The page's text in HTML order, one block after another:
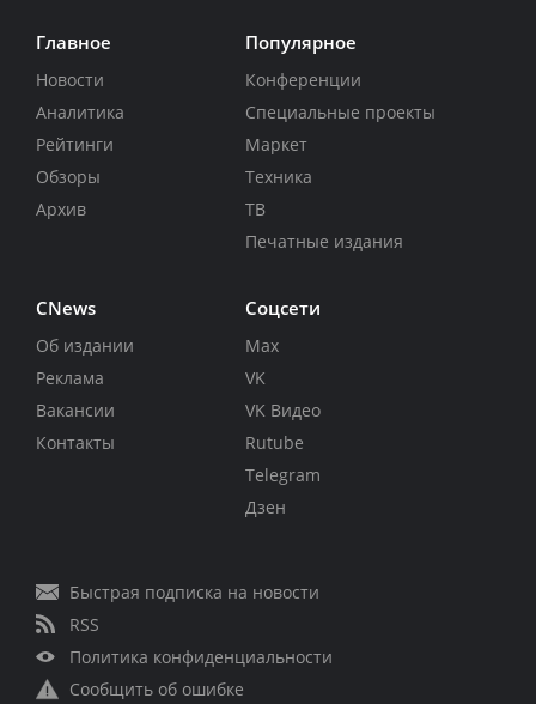
Главное
Новости
Аналитика
Рейтинги
Обзоры
Архив
Популярное
Конференции
Специальные проекты
Маркет
Техника
ТВ
Печатные издания
CNews
Об издании
Реклама
Вакансии
Контакты
Соцсети
Max
VK
VK Видео
Rutube
Telegram
Дзен
Быстрая подписка на новости
RSS
Политика конфиденциальности
Сообщить об ошибке